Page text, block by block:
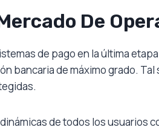
De
de pago en la última
bancaria de máximo grado.
de todos los usuarios